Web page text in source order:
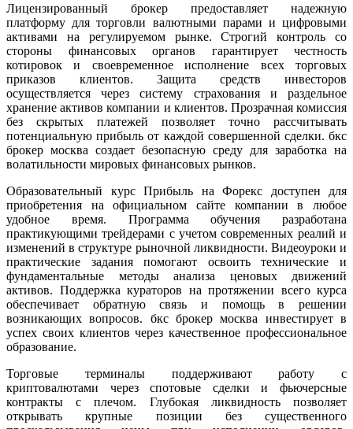
Лицензированный брокер предоставляет надежную
платформу для торговли валютными парами и цифровыми
активами на регулируемом рынке. Строгий контроль со
стороны финансовых органов гарантирует честность
котировок и своевременное исполнение всех торговых
приказов клиентов. Защита средств инвесторов
осуществляется через систему страхования и раздельное
хранение активов компании и клиентов. Прозрачная комиссия
без скрытых платежей позволяет точно рассчитывать
потенциальную прибыль от каждой совершенной сделки. бкс
брокер москва создает безопасную среду для заработка на
волатильности мировых финансовых рынков.
Образовательный курс Прибыль на Форекс доступен для
приобретения на официальном сайте компании в любое
удобное время. Программа обучения разработана
практикующими трейдерами с учетом современных реалий и
изменений в структуре рыночной ликвидности. Видеоуроки и
практические задания помогают освоить технические и
фундаментальные методы анализа ценовых движений
активов. Поддержка кураторов на протяжении всего курса
обеспечивает обратную связь и помощь в решении
возникающих вопросов. бкс брокер москва инвестирует в
успех своих клиентов через качественное профессиональное
образование.
Торговые терминалы поддерживают работу с
криптовалютами через спотовые сделки и фьючерсные
контракты с плечом. Глубокая ликвидность позволяет
открывать крупные позиции без существенного